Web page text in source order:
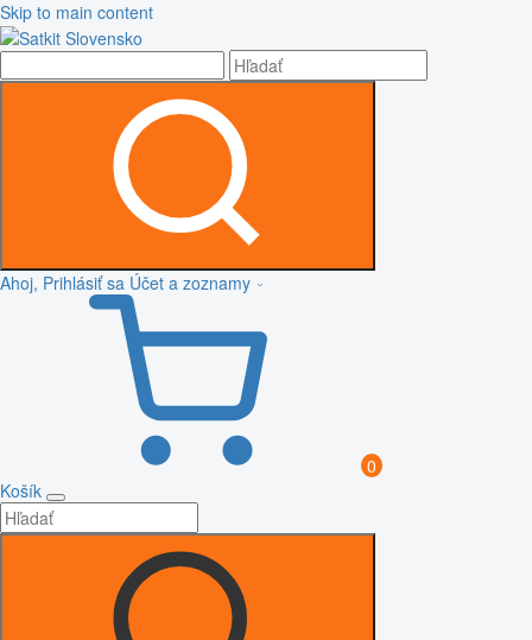
Skip to main content
Ahoj, Prihlásiť sa Účet a zoznamy
0
Košík